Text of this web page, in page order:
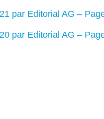
par Editorial AG –
par Editorial AG –